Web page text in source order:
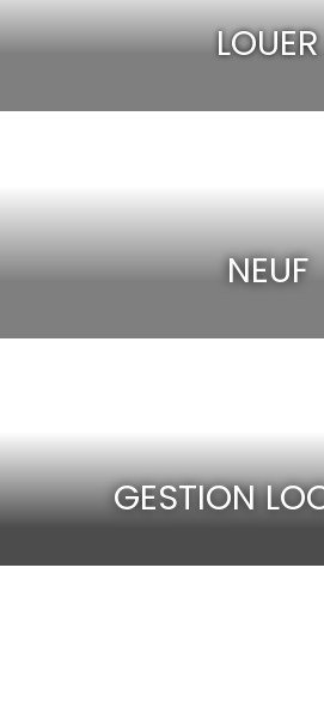
LOUER
NEUF
GESTION